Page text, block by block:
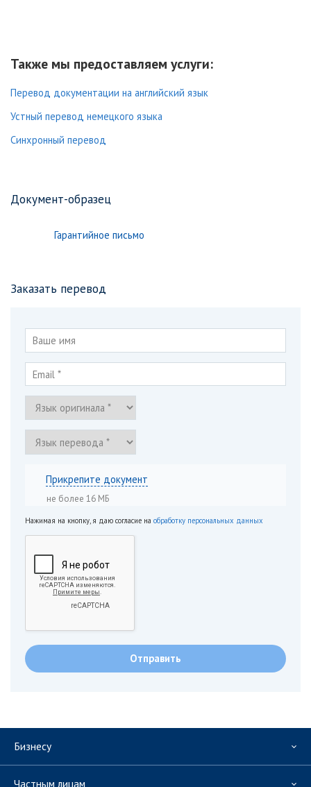
Также мы предоставляем услуги:
Перевод документации на английский язык
Устный перевод немецкого языка
Синхронный перевод
Документ-образец
Гарантийное письмо
Заказать перевод
Прикрепите документ
не более 16 МБ
Нажимая на кнопку, я даю согласие на обработку персональных данных
Бизнесу
Частным лицам